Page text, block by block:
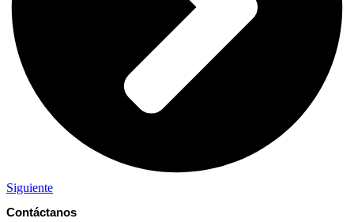
Siguiente
Contáctanos